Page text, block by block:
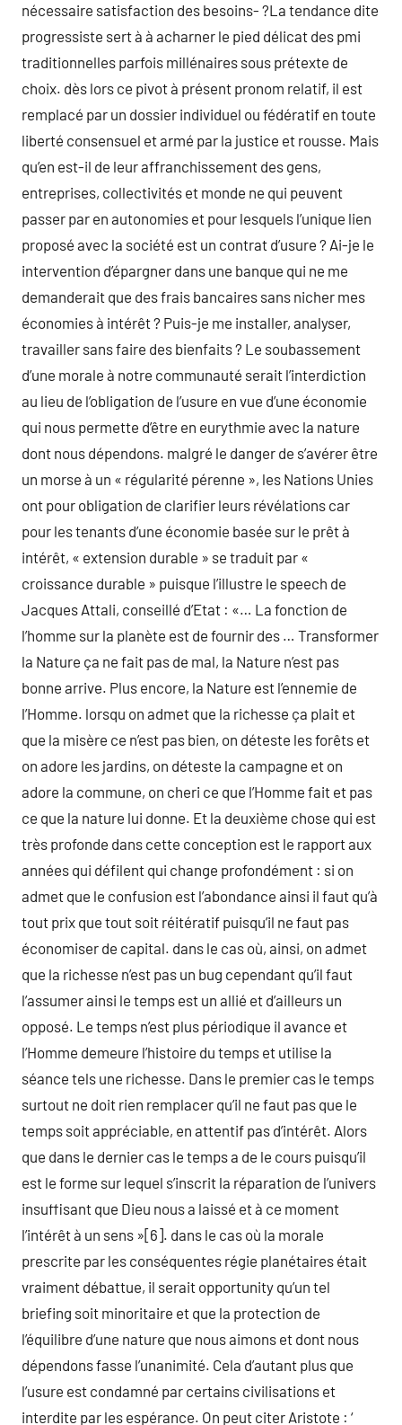
nécessaire satisfaction des besoins- ?La tendance dite
progressiste sert à à acharner le pied délicat des pmi
traditionnelles parfois millénaires sous prétexte de
choix. dès lors ce pivot à présent pronom relatif, il est
remplacé par un dossier individuel ou fédératif en toute
liberté consensuel et armé par la justice et rousse. Mais
qu’en est-il de leur affranchissement des gens,
entreprises, collectivités et monde ne qui peuvent
passer par en autonomies et pour lesquels l’unique lien
proposé avec la société est un contrat d’usure ? Ai-je le
intervention d’épargner dans une banque qui ne me
demanderait que des frais bancaires sans nicher mes
économies à intérêt ? Puis-je me installer, analyser,
travailler sans faire des bienfaits ? Le soubassement
d’une morale à notre communauté serait l’interdiction
au lieu de l’obligation de l’usure en vue d’une économie
qui nous permette d’être en eurythmie avec la nature
dont nous dépendons. malgré le danger de s’avérer être
un morse à un « régularité pérenne », les Nations Unies
ont pour obligation de clarifier leurs révélations car
pour les tenants d’une économie basée sur le prêt à
intérêt, « extension durable » se traduit par «
croissance durable » puisque l’illustre le speech de
Jacques Attali, conseillé d’Etat : «… La fonction de
l’homme sur la planète est de fournir des … Transformer
la Nature ça ne fait pas de mal, la Nature n’est pas
bonne arrive. Plus encore, la Nature est l’ennemie de
l’Homme. lorsqu on admet que la richesse ça plait et
que la misère ce n’est pas bien, on déteste les forêts et
on adore les jardins, on déteste la campagne et on
adore la commune, on cheri ce que l’Homme fait et pas
ce que la nature lui donne. Et la deuxième chose qui est
très profonde dans cette conception est le rapport aux
années qui défilent qui change profondément : si on
admet que le confusion est l’abondance ainsi il faut qu’à
tout prix que tout soit réitératif puisqu’il ne faut pas
économiser de capital. dans le cas où, ainsi, on admet
que la richesse n’est pas un bug cependant qu’il faut
l’assumer ainsi le temps est un allié et d’ailleurs un
opposé. Le temps n’est plus périodique il avance et
l’Homme demeure l’histoire du temps et utilise la
séance tels une richesse. Dans le premier cas le temps
surtout ne doit rien remplacer qu’il ne faut pas que le
temps soit appréciable, en attentif pas d’intérêt. Alors
que dans le dernier cas le temps a de le cours puisqu’il
est le forme sur lequel s’inscrit la réparation de l’univers
insuffisant que Dieu nous a laissé et à ce moment
l’intérêt à un sens »[6]. dans le cas où la morale
prescrite par les conséquentes régie planétaires était
vraiment débattue, il serait opportunity qu’un tel
briefing soit minoritaire et que la protection de
l’équilibre d’une nature que nous aimons et dont nous
dépendons fasse l’unanimité. Cela d’autant plus que
l’usure est condamné par certains civilisations et
interdite par les espérance. On peut citer Aristote : ‘